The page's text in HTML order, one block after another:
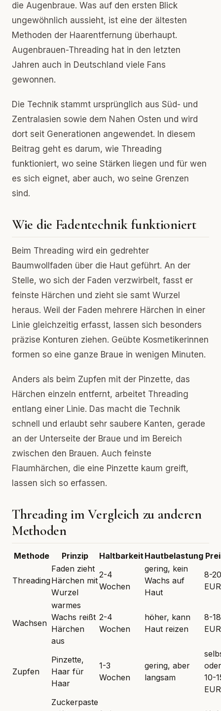
die Augenbraue. Was auf den ersten Blick
ungewöhnlich aussieht, ist eine der ältesten
Methoden der Haarentfernung überhaupt.
Augenbrauen-Threading hat in den letzten
Jahren auch in Deutschland viele Fans
gewonnen.
Die Technik stammt ursprünglich aus Süd- und
Zentralasien sowie dem Nahen Osten und wird
dort seit Generationen angewendet. In diesem
Beitrag geht es darum, wie Threading
funktioniert, wo seine Stärken liegen und für wen
es sich eignet, aber auch, wo seine Grenzen
sind.
Wie die Fadentechnik funktioniert
Beim Threading wird ein gedrehter
Baumwollfaden über die Haut geführt. An der
Stelle, wo sich der Faden verzwirbelt, fasst er
feinste Härchen und zieht sie samt Wurzel
heraus. Weil der Faden mehrere Härchen in einer
Linie gleichzeitig erfasst, lassen sich besonders
präzise Konturen ziehen. Geübte Kosmetikerinnen
formen so eine ganze Braue in wenigen Minuten.
Anders als beim Zupfen mit der Pinzette, das
Härchen einzeln entfernt, arbeitet Threading
entlang einer Linie. Das macht die Technik
schnell und erlaubt sehr saubere Kanten, gerade
an der Unterseite der Braue und im Bereich
zwischen den Brauen. Auch feinste
Flaumhärchen, die eine Pinzette kaum greift,
lassen sich so erfassen.
Threading im Vergleich zu anderen
Methoden
Methode Prinzip HaltbarkeitHautbelastung
Threading
Faden zieht
Härchen mit
Wurzel
2-4
Wochen
gering, kein
Wachs auf
Haut
8-20
EUR
Wachsen
warmes
Wachs reißt
Härchen
aus
2-4
Wochen
höher, kann
Haut reizen
8-18
EUR
Zupfen
Pinzette,
Haar für
Haar
1-3
Wochen
gering, aber
langsam
oder
10-
EUR
Zuckerpaste